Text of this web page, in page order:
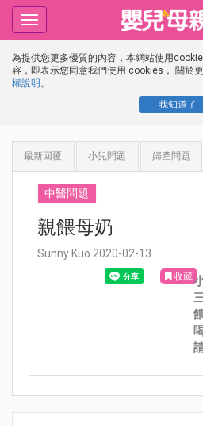
為提供您更多優質的內容，本網站使用
容，即表示您同意我們使用 cookies， 關於
權說明 。
我知道了
Toggle
navigation
最新回覆 小兒問題 婦產問題
中醫問題
親餵母奶
Sunny Kuo 2020-02-13
收藏